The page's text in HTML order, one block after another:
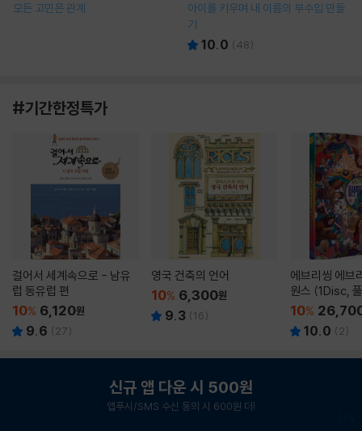
모든 고민은 관계
아이를 키우며 내 이름의 부수입 만들
기
10.0 (48)
#기간한정특가
걸어서 세계속으로 - 남유
럽 동유럽 편
10% 6,120원
9.6 ( 27)
영국 건축의 언어
10% 6,300원
9.3 (16)
에브리씽 에브
원스 (1Disc,
판) : 블루레이
10%
10.0 ( 2)
신규 앱 다운 시 500원
앱푸시/SMS 수신 동의 시 600원 더!